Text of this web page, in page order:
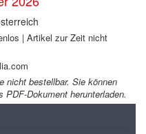
| Artikel zur Zeit nicht
nicht bestellbar. Sie können
Dokument herunterladen.